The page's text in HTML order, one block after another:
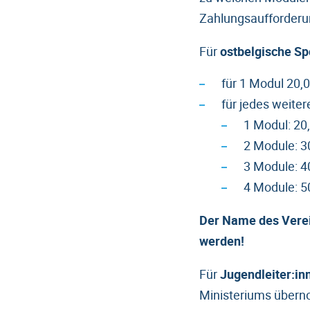
Fürostbelgische
für 1 Modul
für jedes
1 Modul:
2 Module:
3 Module:
4 Module:
Der Name des
werden!
Für
Ministeriums